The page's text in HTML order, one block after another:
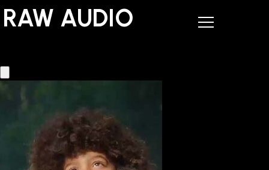
RAW AUDIO
RAW AUDIO